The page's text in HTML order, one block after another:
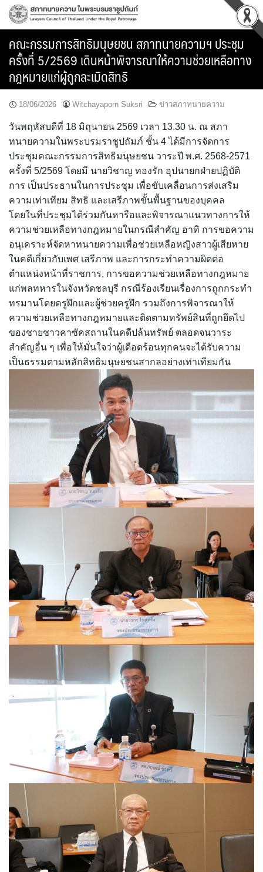
Skip
คณะกรรมการสิทธิมนุษยชน สภาทนายความฯ ประชุม
ครั้งที่ 5/2569 เดินหน้าพิจารณาให้ความช่วยเหลือทาง
กฎหมายแก่ผู้ถูกละเมิดสิทธิ
18/06/2026 Witchayaporn Suksri ข่าวสภาทนายความ
วันพฤหัสบดีที่ 18 มิถุนายน 2569 เวลา 13.30 น. ณ สภา
ทนายความในพระบรมราชูปถัมภ์ ชั้น 4 ได้มีการจัดการ
ประชุมคณะกรรมการสิทธิมนุษยชน วาระปี พ.ศ. 2568-2571
ครั้งที่ 5/2569 โดยมี นายวิชาญ ทองรัก อุปนายกฝ่ายปฏิบัติ
การ เป็นประธานในการประชุม เพื่อขับเคลื่อนการส่งเสริม
ความเท่าเทียม สิทธิ และเสรีภาพขั้นพื้นฐานของบุคคล
โดยในที่ประชุมได้ร่วมกันหารือและพิจารณาแนวทางการให้
ความช่วยเหลือทางกฎหมายในกรณีสำคัญ อาทิ การขอความ
อนุเคราะห์จัดหาทนายความเพื่อช่วยเหลือหญิงสาวผู้เสียหาย
ในคดีเกี่ยวกับเพศ เสรีภาพ และการกระทำความผิดต่อ
ตำแหน่งหน้าที่ราชการ, การขอความช่วยเหลือทางกฎหมาย
แก่พลทหารในจังหวัดชลบุรี กรณีร้องเรียนเรื่องการถูกกระทำ
ทรมานโดยครูฝึกและผู้ช่วยครูฝึก รวมถึงการพิจารณาให้
ความช่วยเหลือทางกฎหมายและติดตามทรัพย์สินที่ถูกยึดไป
ของชายชาวคาซัคสถานในคดีปล้นทรัพย์ ตลอดจนวาระ
สำคัญอื่น ๆ เพื่อให้มั่นใจว่าผู้เดือดร้อนทุกคนจะได้รับความ
เป็นธรรมตามหลักสิทธิมนุษยชนสากลอย่างเท่าเทียมกัน